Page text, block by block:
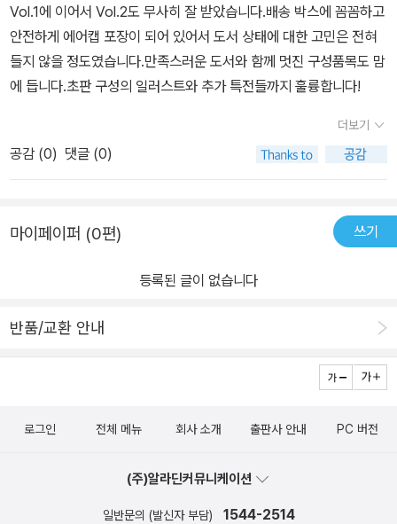
Vol.1에 이어서 Vol.2도 무사히 잘 받았습니다.배송 박스에 꼼꼼하고
안전하게 에어캡 포장이 되어 있어서 도서 상태에 대한 고민은 전혀
들지 않을 정도였습니다.만족스러운 도서와 함께 멋진 구성품목도 맘
에 듭니다.초판 구성의 일러스트와 추가 특전들까지 훌륭합니다!
더보기
공감 (0) 댓글 (0)
마이페이퍼 (0편) 쓰기
등록된 글이 없습니다
반품/교환 안내
로그인 전체 메뉴 회사 소개 출판사 안내 PC 버전
(주)알라딘커뮤니케이션
일반문의 (발신자 부담) 1544-2514